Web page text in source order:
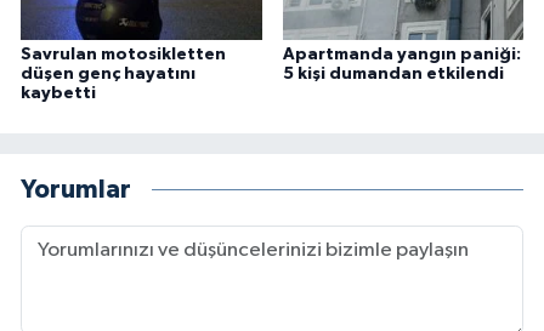
Savrulan motosikletten
düşen genç hayatını
kaybetti
Apartmanda yangın paniği:
5 kişi dumandan etkilendi
Yorumlar